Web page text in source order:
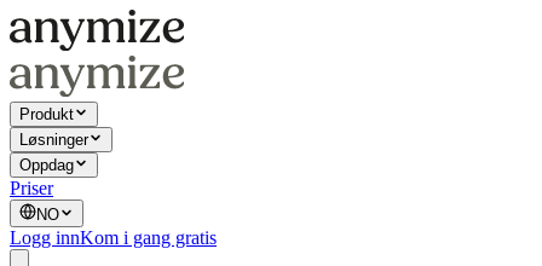
Produkt
Løsninger
Oppdag
Priser
NO
Logg innKom i gang gratis